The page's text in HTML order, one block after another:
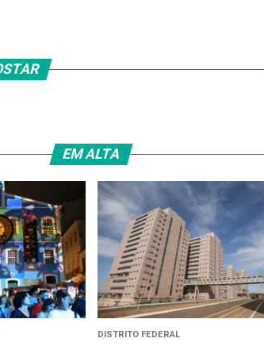
EM ALTA
DISTRITO FEDERAL